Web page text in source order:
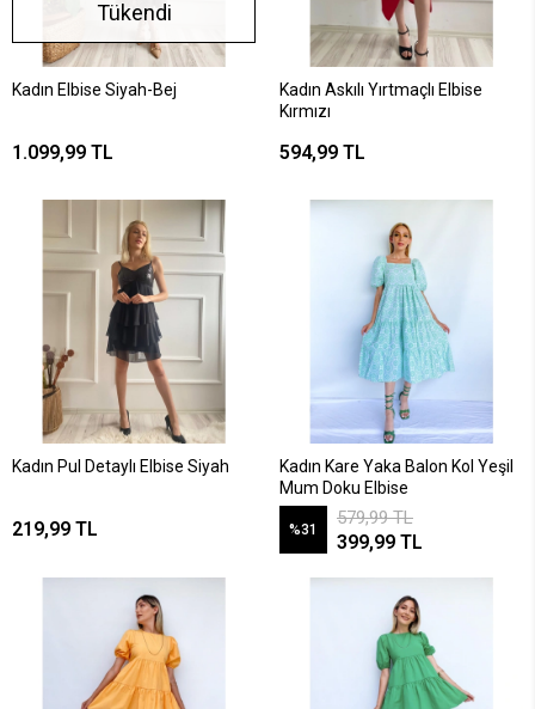
Tükendi
Kadın Elbise Siyah-Bej
1.099,99 TL
Kadın Askılı Yırtmaçlı Elbise
Kırmızı
594,99 TL
Kadın Pul Detaylı Elbise Siyah
219,99 TL
Kadın Kare Yaka Balon Kol Yeşil
Mum Doku Elbise
%31
579,99 TL
399,99 TL